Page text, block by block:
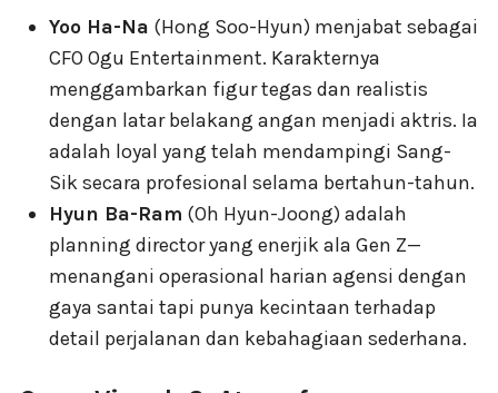
Yoo Ha-Na (Hong Soo-Hyun) menjabat sebagai
CFO Ogu Entertainment. Karakternya
menggambarkan figur tegas dan realistis
dengan latar belakang angan menjadi aktris. Ia
adalah loyal yang telah mendampingi Sang-
Sik secara profesional selama bertahun-tahun.
Hyun Ba-Ram (Oh Hyun-Joong) adalah
planning director yang enerjik ala Gen Z—
menangani operasional harian agensi dengan
gaya santai tapi punya kecintaan terhadap
detail perjalanan dan kebahagiaan sederhana.